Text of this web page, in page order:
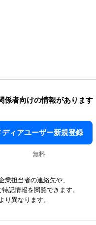
係者向けの情報があります
ディアユーザー新規登録
無料
業担当者の連絡先や、
記情報を閲覧できます。
異なります。